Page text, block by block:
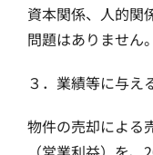
資本関係、人的関
問題はありません。
３．業績等に与え
物件の売却による